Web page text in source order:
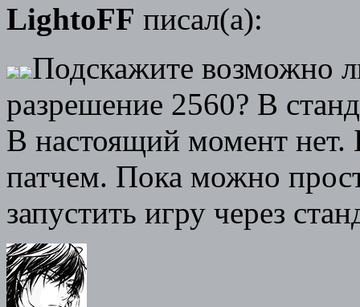
LightoFF писал(а):
Подскажите возможно
разрешение 2560? В
В настоящий момент нет.
патчем. Пока можно
запустить игру через